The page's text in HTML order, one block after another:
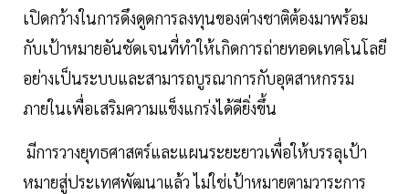
เปิดกว้างในการดึงดูดการลงทุนของต่างชาติต้องมาพร้อม
กับเป้าหมายอันชัดเจนที่ทำให้เกิดการถ่ายทอดเทคโนโลยี
อย่างเป็นระบบและสามารถบูรณาการกับอุตสาหกรรม
ภายในเพื่อเสริมความแข็งแกร่งได้ดียิ่งขึ้น
มีการวางยุทธศาสตร์และแผนระยะยาวเพื่อให้บรรลุเป้า
หมายสู่ประเทศพัฒนาแล้ว ไม่ใช่เป้าหมายตามวาระการ